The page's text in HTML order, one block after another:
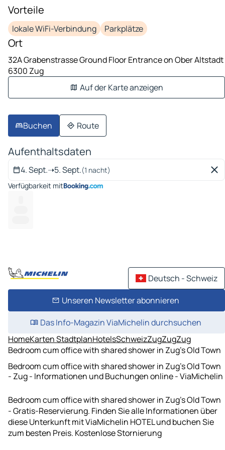
Vorteile
lokale WiFi-Verbindung Parkplätze
Ort
32A Grabenstrasse Ground Floor Entrance on Ober Altstadt
6300 Zug
Auf der Karte anzeigen
Buchen Route
Aufenthaltsdaten
4. Sept.➝5. Sept.(1 nacht)
Verfügbarkeit mit
Deutsch - Schweiz
Unseren Newsletter abonnieren
Das Info-Magazin ViaMichelin durchsuchen
HomeKarten StadtplanHotelsSchweizZugZugZug
Bedroom cum office with shared shower in Zug's Old Town
Bedroom cum office with shared shower in Zug's Old Town
- Zug - Informationen und Buchungen online - ViaMichelin
Bedroom cum office with shared shower in Zug's Old Town
- Gratis-Reservierung. Finden Sie alle Informationen über
diese Unterkunft mit ViaMichelin HOTEL und buchen Sie
zum besten Preis. Kostenlose Stornierung